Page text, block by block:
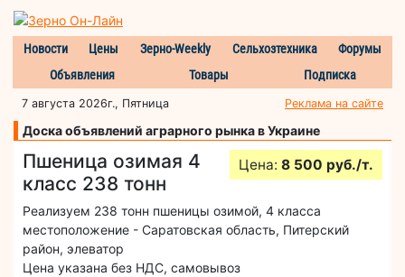
Новости Цены Зерно-Weekly Сельхозтехника
Форумы
Объявления
Товары Подписка
7 августа 2026г., Пятница Реклама на сайте
Доска объявлений аграрного рынка в Украине
Пшеница озимая 4
класс 238 тонн
Цена: 8 500 руб./т.
Реализуем 238 тонн пшеницы озимой, 4 класса
местоположение - Саратовская область, Питерский
район, элеватор
Цена указана без НДС, самовывоз